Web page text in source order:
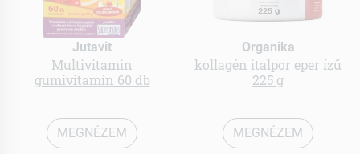
Jutavit
Multivitamin
gumivitamin 60 db
MEGNÉZEM
Organika
kollagén italpor eper ízű
225 g
MEGNÉZEM